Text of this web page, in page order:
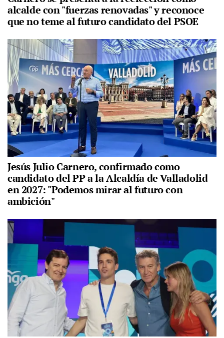
alcalde con "fuerzas renovadas" y reconoce
que no teme al futuro candidato del PSOE
Jesús Julio Carnero, confirmado como
candidato del PP a la Alcaldía de Valladolid
en 2027: "Podemos mirar al futuro con
ambición"